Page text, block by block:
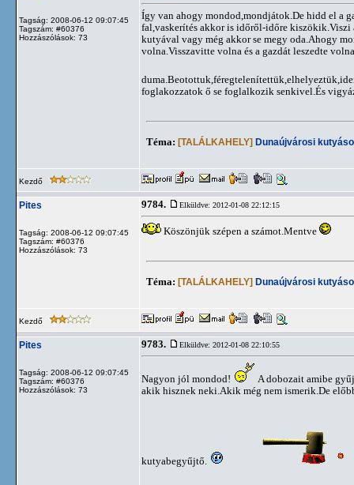
Tagság: 2008-06-12 09:07:45
Tagszám: #60376
Hozzászólások: 73
Így van ahogy mondod,mondjátok.De hidd el a
fal,vaskerítés akkor is időről-időre kiszökik.Viszi
kutyával vagy még akkor se megy oda.Ahogy
volna.Visszavitte volna és a gazdát leszedte
foglakozzatok ő se foglalkozik senkivel.És
Téma: [TALÁLKAHELY] Dunaújvárosi
Kezdő
Pites
Tagság: 2008-06-12 09:07:45
Tagszám: #60376
Hozzászólások: 73
9784. Elküldve: 2012-01-08 22:12:15
Köszönjük szépen a számot.Mentve
Téma: [TALÁLKAHELY] Dunaújvárosi
Kezdő
Pites
Tagság: 2008-06-12 09:07:45
Tagszám: #60376
Hozzászólások: 73
9783. Elküldve: 2012-01-08 22:10:55
Nagyon jól mondod!
A dobozait amibe
akik hisznek neki.Akik még nem ismerik.De
kutyabegyűjtő.